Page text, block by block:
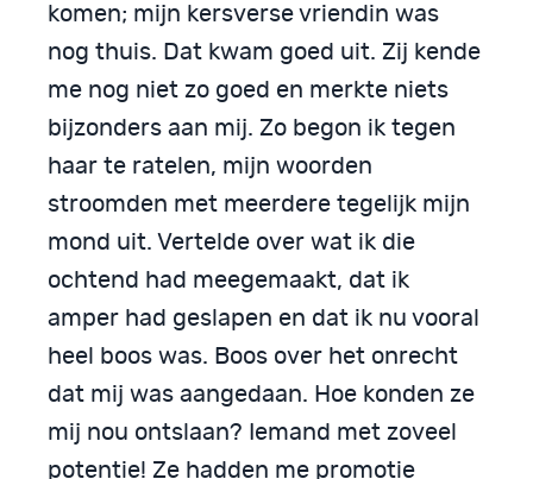
komen; mijn kersverse vriendin was
nog thuis. Dat kwam goed uit. Zij kende
me nog niet zo goed en merkte niets
bijzonders aan mij. Zo begon ik tegen
haar te ratelen, mijn woorden
stroomden met meerdere tegelijk mijn
mond uit. Vertelde over wat ik die
ochtend had meegemaakt, dat ik
amper had geslapen en dat ik nu vooral
heel boos was. Boos over het onrecht
dat mij was aangedaan. Hoe konden ze
mij nou ontslaan? Iemand met zoveel
potentie! Ze hadden me promotie